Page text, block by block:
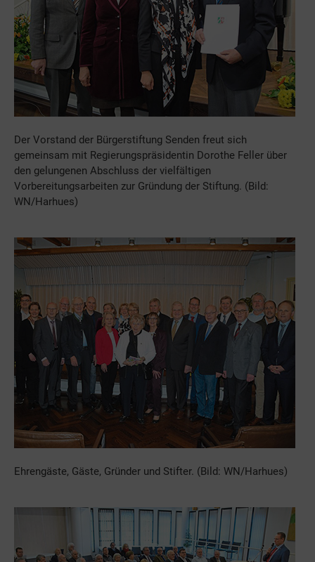
Der Vorstand der Bürgerstiftung Senden freut sich
gemeinsam mit Regierungspräsidentin Dorothe Feller über
den gelungenen Abschluss der vielfältigen
Vorbereitungsarbeiten zur Gründung der Stiftung. (Bild:
WN/Harhues)
Ehrengäste, Gäste, Gründer und Stifter. (Bild: WN/Harhues)